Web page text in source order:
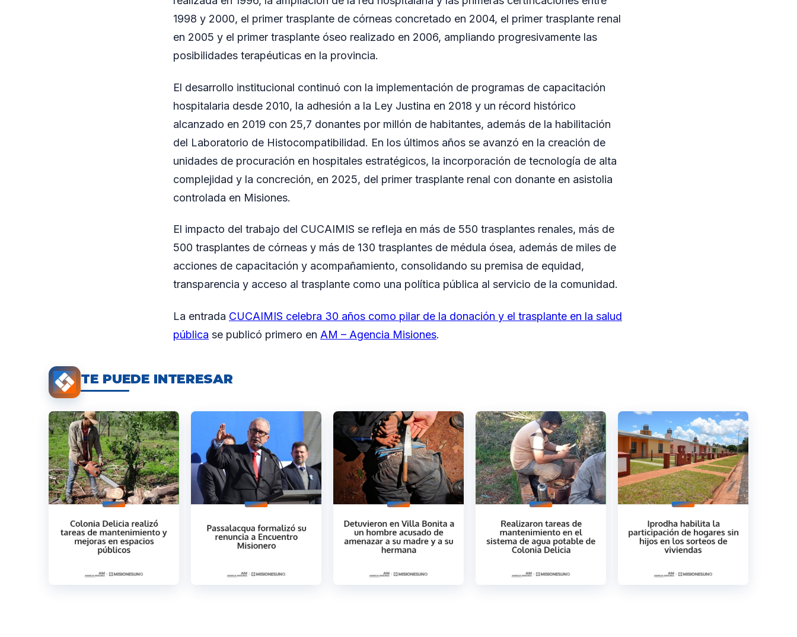
1998 y 2000, el primer trasplante de córneas concretado en 2004, el primer trasplante renal
en 2005 y el primer trasplante óseo realizado en 2006, ampliando progresivamente las
posibilidades terapéuticas en la provincia.
El desarrollo institucional continuó con la implementación de programas de capacitación
hospitalaria desde 2010, la adhesión a la Ley Justina en 2018 y un récord histórico
alcanzado en 2019 con 25,7 donantes por millón de habitantes, además de la habilitación
del Laboratorio de Histocompatibilidad. En los últimos años se avanzó en la creación de
unidades de procuración en hospitales estratégicos, la incorporación de tecnología de alta
complejidad y la concreción, en 2025, del primer trasplante renal con donante en asistolia
controlada en Misiones.
El impacto del trabajo del CUCAIMIS se refleja en más de 550 trasplantes renales, más de
500 trasplantes de córneas y más de 130 trasplantes de médula ósea, además de miles de
acciones de capacitación y acompañamiento, consolidando su premisa de equidad,
transparencia y acceso al trasplante como una política pública al servicio de la comunidad.
La entrada CUCAIMIS celebra 30 años como pilar de la donación y el trasplante en la salud
pública se publicó primero en AM – Agencia Misiones.
TE PUEDE INTERESAR